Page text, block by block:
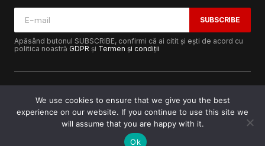
SUBSCRIBE
Apăsând butonul SUBSCRIBE, confirmi că ai citit și ești de acord cu
politica noastră GDPR și Termen și condiții
Copyright © 2017-2025Lugojeanul.ro· Toate drepturile
rezervate · Dezvoltat dePower Media FX
We use cookies to ensure that we give you the best
experience on our website. If you continue to use this site we
will assume that you are happy with it.
Ok